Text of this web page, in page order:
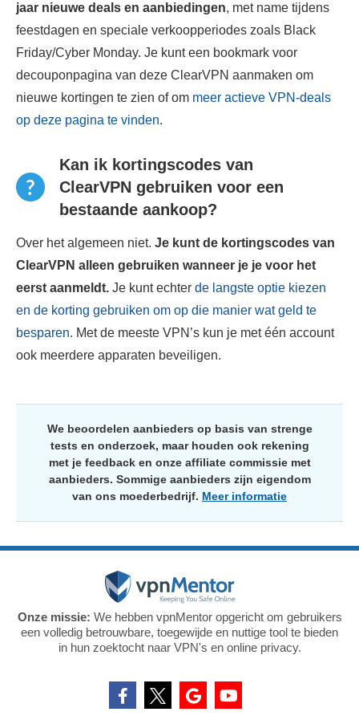
jaar nieuwe deals en aanbiedingen, met name tijdens
feestdagen en speciale verkoopperiodes zoals Black
Friday/Cyber ​​Monday. Je kunt een bookmark voor
decouponpagina van deze ClearVPN aanmaken om
nieuwe kortingen te zien of om meer actieve VPN-deals
op deze pagina te vinden.
Kan ik kortingscodes van
ClearVPN gebruiken voor een
bestaande aankoop?
Over het algemeen niet. Je kunt de kortingscodes van
ClearVPN alleen gebruiken wanneer je je voor het
eerst aanmeldt. Je kunt echter de langste optie kiezen
en de korting gebruiken om op die manier wat geld te
besparen. Met de meeste VPN’s kun je met één account
ook meerdere apparaten beveiligen.
We beoordelen aanbieders op basis van strenge
tests en onderzoek, maar houden ook rekening
met je feedback en onze affiliate commissie met
aanbieders. Sommige aanbieders zijn eigendom
van ons moederbedrijf. Meer informatie
Onze missie: We hebben vpnMentor opgericht om gebruikers
een volledig betrouwbare, toegewijde en nuttige tool te bieden
in hun zoektocht naar VPN's en online privacy.